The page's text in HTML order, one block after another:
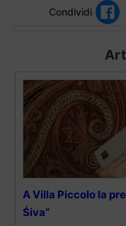
Condividi
A Villa Piccolo la
Śiva”